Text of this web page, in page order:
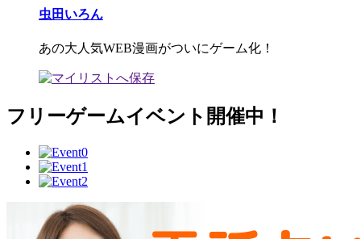
虫田いろん
あの大人気WEB漫画がついにゲーム化！
フリーゲームイベント開催中！